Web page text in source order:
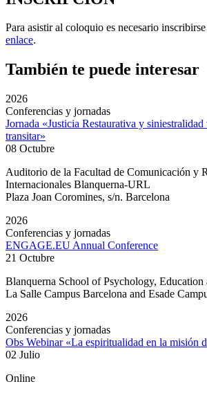
Para asistir al coloquio es necesario
enlace.
También te puede interesar
2026
Conferencias y jornadas
Jornada «Justicia Restaurativa y
transitar»
08 Octubre
Auditorio de la Facultad de Comunicación y
Internacionales Blanquerna-URL
Plaza Joan Coromines, s/n. Barcelona
2026
Conferencias y jornadas
ENGAGE.EU Annual Conference
21 Octubre
Blanquerna School of Psychology, Education
La Salle Campus Barcelona and Esade
2026
Conferencias y jornadas
Obs Webinar «La espiritualidad en la misión
02 Julio
Online